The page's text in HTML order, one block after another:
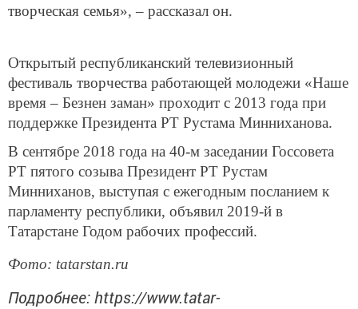
творческая семья», – рассказал он.
Открытый республиканский телевизионный
фестиваль творчества работающей молодежи «Наше
время – Безнен заман» проходит с 2013 года при
поддержке Президента РТ Рустама Минниханова.
В сентябре 2018 года на 40-м заседании Госсовета
РТ пятого созыва Президент РТ Рустам
Минниханов, выступая с ежегодным посланием к
парламенту республики, объявил 2019-й в
Татарстане Годом рабочих профессий.
Фото: tatarstan.ru
Подробнее: https://www.tatar-